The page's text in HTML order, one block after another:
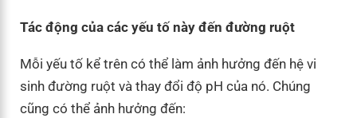
Tác động của các yếu tố này đến đường ruột
Mỗi yếu tố kể trên có thể làm ảnh hưởng đến hệ vi
sinh đường ruột và thay đổi độ pH của nó. Chúng
cũng có thể ảnh hưởng đến: